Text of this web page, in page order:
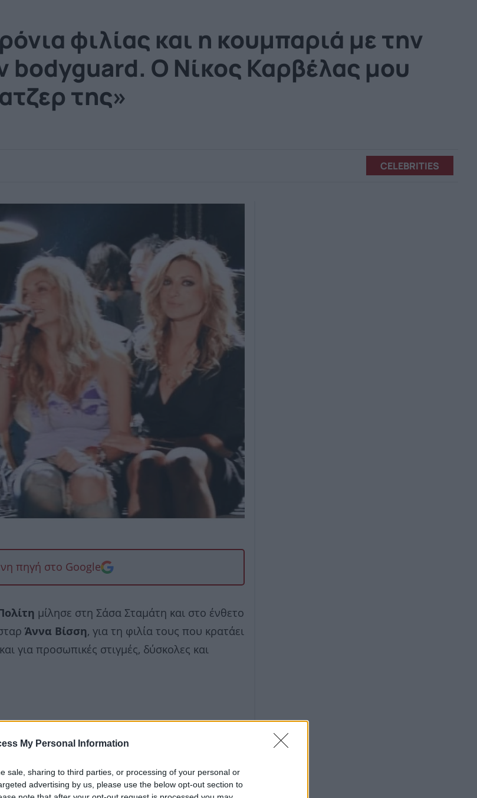
My Personal Information
sale, sharing to third parties, or processing of your personal or
advertising by us, please use the below opt-out section to
φιλίας και η κουμπαριά με την
bodyguard. Ο Νίκος Καρβέλας μου
της»
CELEBRITIES
πηγή στο Google
μίλησε στη Σάσα Σταμάτη και στο ένθετο
Άννα Βίσση, για τη φιλία τους που κρατάει
για προσωπικές στιγμές, δύσκολες και